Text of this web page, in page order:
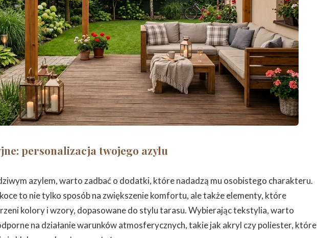
personalizacja twojego azylu
azylem, warto zadbać o dodatki, które nadadzą mu osobistego charakteru.
to nie tylko sposób na zwiększenie komfortu, ale także elementy, które
kolory i wzory, dopasowane do stylu tarasu. Wybierając tekstylia, warto
na działanie warunków atmosferycznych, takie jak akryl czy poliester, które